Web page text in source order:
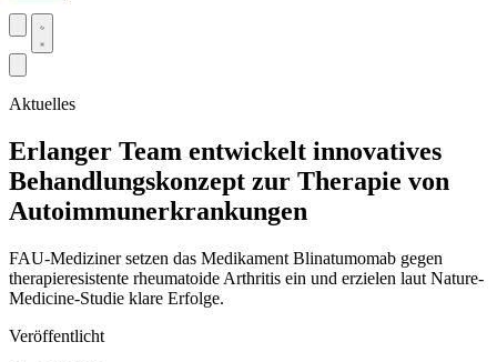
Aktuelles
Erlanger Team entwickelt innovatives
Behandlungskonzept zur Therapie von
Autoimmunerkrankungen
FAU-Mediziner setzen das Medikament Blinatumomab gegen
therapieresistente rheumatoide Arthritis ein und erzielen laut Nature-
Medicine-Studie klare Erfolge.
Veröffentlicht